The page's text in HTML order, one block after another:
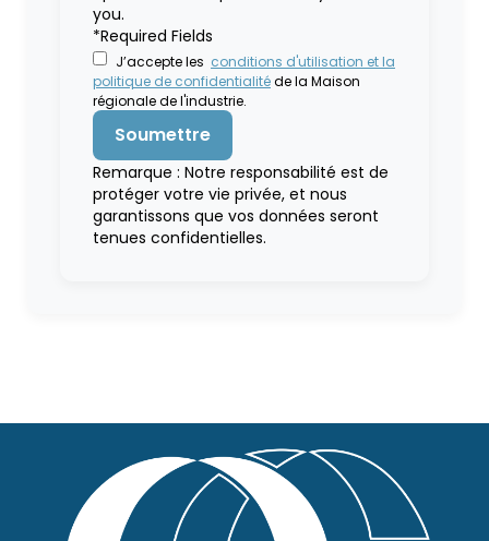
you.
*Required Fields
J’accepte les conditions d'utilisation et la
politique de confidentialitéde la Maison
régionale de l'industrie.
Remarque : Notre responsabilité est de
protéger votre vie privée, et nous
garantissons que vos données seront
tenues confidentielles.